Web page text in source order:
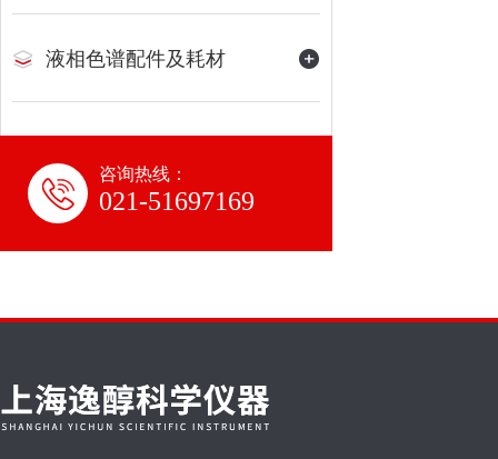
液相色谱配件及耗材
咨询热线：
021-51697169